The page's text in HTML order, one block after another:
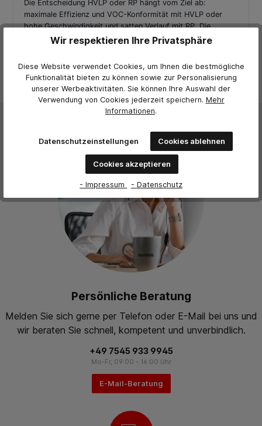
Die Entscheidung HVLP oder RP hängt vom Ziel ab:
maximale Effizienz und VOC-Konformität mit HVLP oder
hohe Geschwindigkeit und satten Verlauf mit RP. Die
SATAminijet 4400 B bietet beide Technologien – flexibel für
Persönliche Beratung
Melden Sie sich gerne per Telefon oder E-Mail bei uns und
wir beraten Sie schnell, kompetent und unverbindlich.
+49 7545 933 9945
Mo-Fr, 09:00 - 16:00 Uhr
E-Mail-Beratung
Wir respektieren Ihre Privatsphäre
Diese Website verwendet Cookies, um Ihnen die bestmögliche
Funktionalität bieten zu können sowie zur Personalisierung
unserer Werbeaktivitäten. Sie können Ihre Auswahl der
Verwendung von Cookies jederzeit speichern. Mehr
Informationen.
Datenschutzeinstellungen Cookies ablehnen
Cookies akzeptieren
- Impressum - Datenschutz